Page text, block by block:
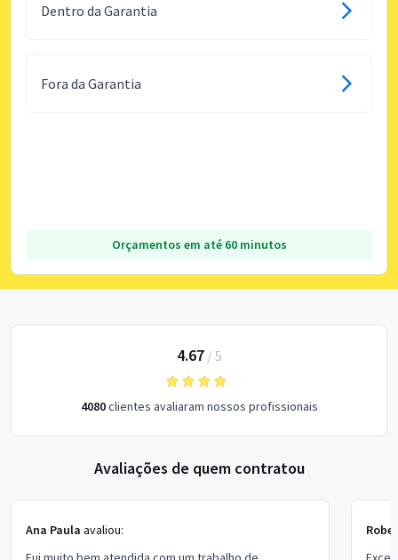
Dentro da Garantia
Fora da Garantia
Orçamentos em até 60 minutos
4.67/ 5
4080clientes avaliaram nossos profissionais
Avaliações de quem contratou
Ana Paula avaliou: